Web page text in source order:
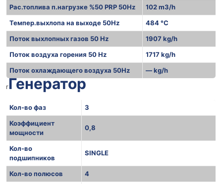
Рас.топлива п.нагрузке %50 PRP 50Hz
102 m3/h
Темпер.выхлопа на выходе 50Hz
484 °C
Поток выхлопных газов 50 Hz
1907 kg/h
Поток воздуха горения 50 Hz
1717 kg/h
Поток охлаждающего воздуха 50Hz
— kg/h
rГенератор
Кол-во фаз
3
Коэффициент
мощности
0,8
Кол-во
подшипников
SINGLE
Кол-во полюсов
4